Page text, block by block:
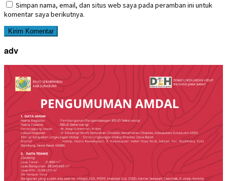
Simpan nama, email, dan situs web saya pada peramban ini untuk
komentar saya berikutnya.
adv